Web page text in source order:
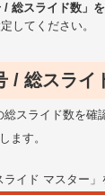
/ 総スライド数」
してください。
/ 総スライ
スライド数を確
ます。
ライド マスター」